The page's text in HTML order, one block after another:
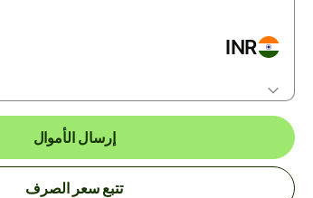
INR
إرسال الأموال
تتبع سعر الصرف